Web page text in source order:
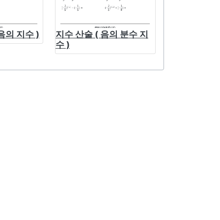
의 지수 )
지수 산술 ( 음의 분수 지
수 )